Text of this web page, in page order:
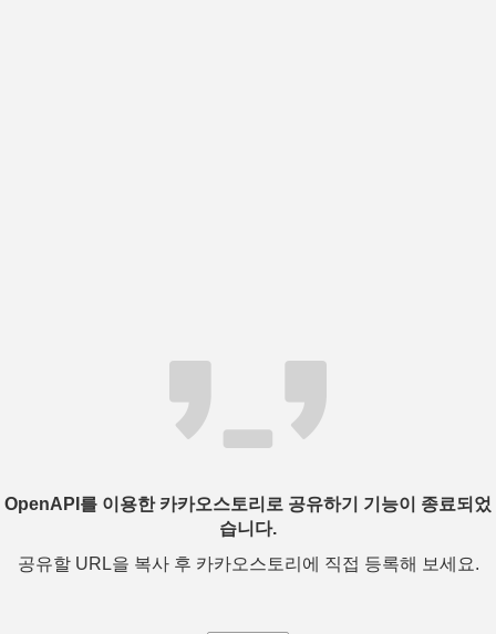
OpenAPI를 이용한 카카오스토리로 공유하기 기능이 종료되었
습니다.
공유할 URL을 복사 후 카카오스토리에 직접 등록해 보세요.